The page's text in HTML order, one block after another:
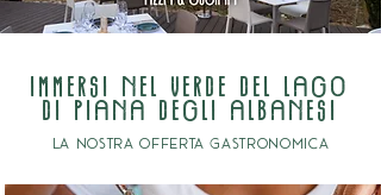
imm E rsi nE l vE rd E d E l lagO
di Piana d Egli albanEsi
la nostra offerta gastronomica